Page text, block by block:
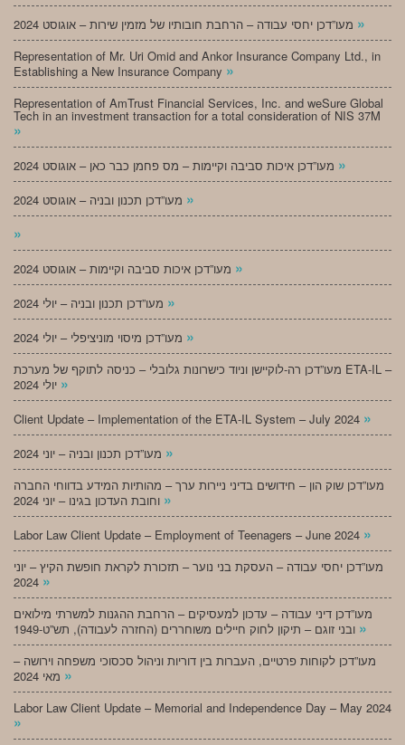
»
Representation of Mr. Uri Omid and Ankor Insurance Company Ltd., in
Establishing a New Insurance Company »
Representation of AmTrust Financial Services, Inc. and weSure Global
Tech in an investment transaction for a total consideration of NIS 37M
»
»
»
»
»
»
»
מעו”דכן רה-לוקיישן וניוד כישרונות גלובלי – כניסה לתוקף של מערכת ETA-IL –
»
Client Update – Implementation of the ETA-IL System – July 2024 »
»
מעו”דכן שוק הון – חידושים בדיני ניירות ערך – מהותיות המידע בדווחי החברה
»
Labor Law Client Update – Employment of Teenagers – June 2024 »
מעו”דכן יחסי עבודה – העסקת בני נוער – תזכורת לקראת חופשת הקיץ – יוני
»
מעו”דכן דיני עבודה – עדכון למעסיקים – הרחבת ההגנות למשרתי מילואים
»
מעו”דכן לקוחות פרטיים, העברות בין דוריות וניהול סכסוכי משפחה וירושה –
»
Labor Law Client Update – Memorial and Independence Day – May 2024
»